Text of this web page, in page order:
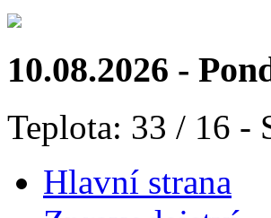
10.08.2026 -
Teplota: 33 / 16 -
Hlavní strana